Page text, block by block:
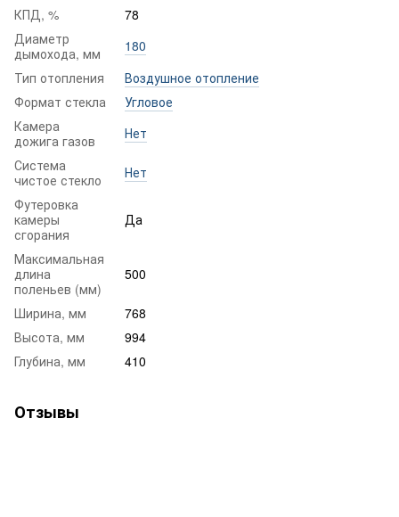
КПД, %
78
Диаметр
дымохода, мм
180
Тип отопления
Воздушное отопление
Формат стекла
Угловое
Камера
дожига газов
Нет
Система
чистое стекло
Нет
Футеровка
камеры
сгорания
Да
Максимальная
длина
поленьев (мм)
500
Ширина, мм
768
Высота, мм
994
Глубина, мм
410
Отзывы